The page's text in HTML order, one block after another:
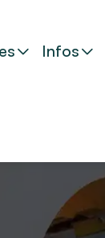
Infos